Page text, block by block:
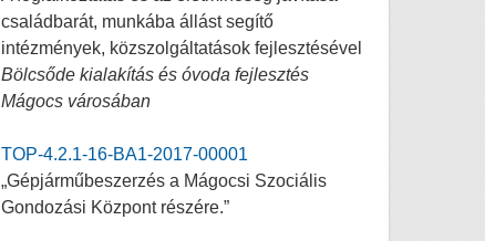
családbarát, munkába állást segítő
intézmények, közszolgáltatások fejlesztésével
Bölcsőde kialakítás és óvoda fejlesztés
Mágocs városában
TOP-4.2.1-16-BA1-2017-00001
„Gépjárműbeszerzés a Mágocsi Szociális
Gondozási Központ részére.”